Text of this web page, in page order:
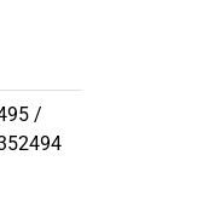
/